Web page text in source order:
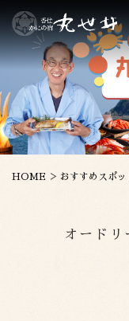
HOME > おすすめスポッ
オードリ